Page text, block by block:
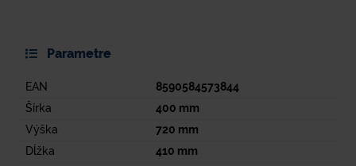
Parametre
EAN
8590584573844
Šírka
400 mm
Výška
720 mm
Dĺžka
410 mm